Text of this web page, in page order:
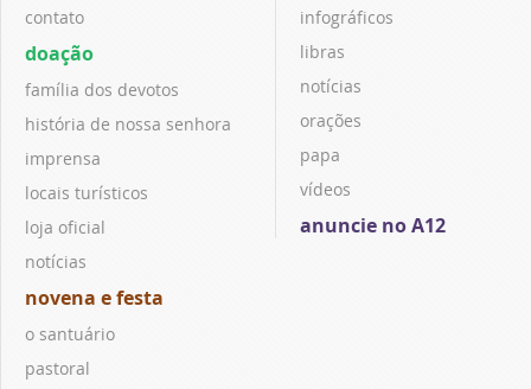
contato
doação
família dos devotos
história de nossa senhora
imprensa
locais turísticos
loja oficial
notícias
novena e festa
o santuário
pastoral
infográficos
libras
notícias
orações
papa
vídeos
anuncie no A12